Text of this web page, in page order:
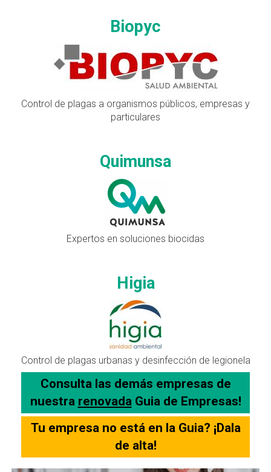
Biopyc
Control de plagas a organismos públicos, empresas y
particulares
Quimunsa
Expertos en soluciones biocidas
Higia
Control de plagas urbanas y desinfección de legionela
Consulta las demás empresas de
nuestra renovadaGuia de Empresas!
Tu empresa no está en la Guia? ¡Dala
de alta!